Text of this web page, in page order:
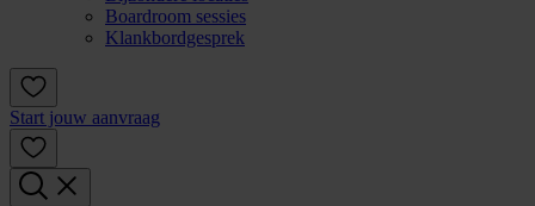
Boardroom sessies
Klankbordgesprek
Start jouw aanvraag